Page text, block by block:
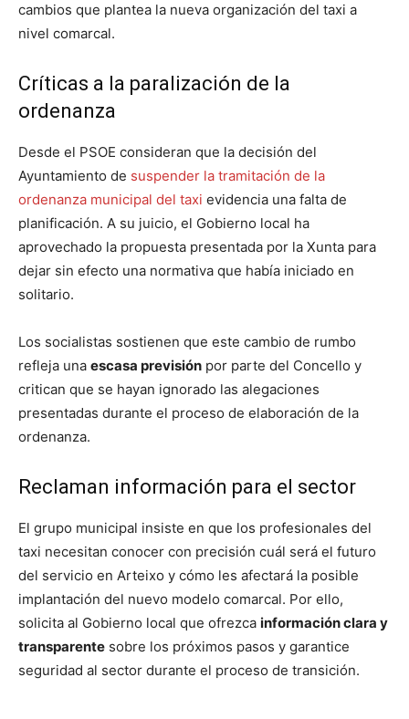
cambios que plantea la nueva organización del taxi a
nivel comarcal.
Críticas a la paralización de la
ordenanza
Desde el PSOE consideran que la decisión del
Ayuntamiento de suspender la tramitación de la
ordenanza municipal del taxi evidencia una falta de
planificación. A su juicio, el Gobierno local ha
aprovechado la propuesta presentada por la Xunta para
dejar sin efecto una normativa que había iniciado en
solitario.
Los socialistas sostienen que este cambio de rumbo
refleja una escasa previsión por parte del Concello y
critican que se hayan ignorado las alegaciones
presentadas durante el proceso de elaboración de la
ordenanza.
Reclaman información para el sector
El grupo municipal insiste en que los profesionales del
taxi necesitan conocer con precisión cuál será el futuro
del servicio en Arteixo y cómo les afectará la posible
implantación del nuevo modelo comarcal. Por ello,
solicita al Gobierno local que ofrezca información clara y
transparente sobre los próximos pasos y garantice
seguridad al sector durante el proceso de transición.